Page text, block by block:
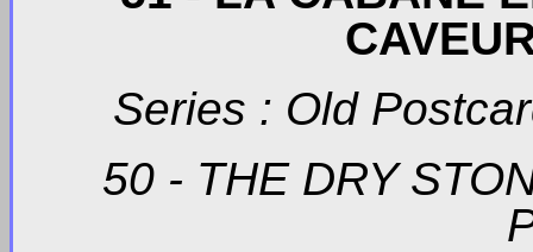
Series : Old
50 - THE DRY